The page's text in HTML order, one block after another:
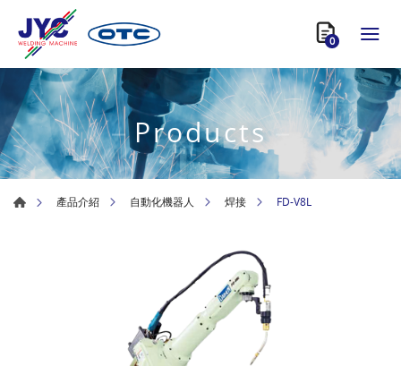
0
Products
產品介紹 自動化機器人 焊接 FD-V8L